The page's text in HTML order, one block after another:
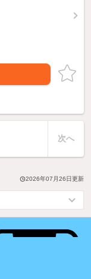
次へ
2026年07月26日更新